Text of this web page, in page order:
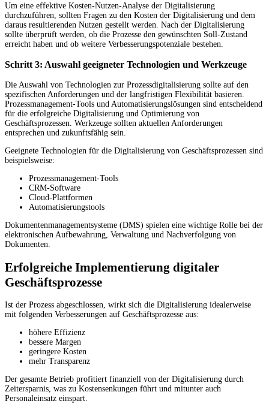
Um eine effektive Kosten-Nutzen-Analyse der Digitalisierung
durchzuführen, sollten Fragen zu den Kosten der Digitalisierung und dem
daraus resultierenden Nutzen gestellt werden. Nach der Digitalisierung
sollte überprüft werden, ob die Prozesse den gewünschten Soll-Zustand
erreicht haben und ob weitere Verbesserungspotenziale bestehen.
Schritt 3: Auswahl geeigneter Technologien und Werkzeuge
Die Auswahl von Technologien zur Prozessdigitalisierung sollte auf den
spezifischen Anforderungen und der langfristigen Flexibilität basieren.
Prozessmanagement-Tools und Automatisierungslösungen sind entscheidend
für die erfolgreiche Digitalisierung und Optimierung von
Geschäftsprozessen. Werkzeuge sollten aktuellen Anforderungen
entsprechen und zukunftsfähig sein.
Geeignete Technologien für die Digitalisierung von Geschäftsprozessen sind
beispielsweise:
Prozessmanagement-Tools
CRM-Software
Cloud-Plattformen
Automatisierungstools
Dokumentenmanagementsysteme (DMS) spielen eine wichtige Rolle bei der
elektronischen Aufbewahrung, Verwaltung und Nachverfolgung von
Dokumenten.
Erfolgreiche Implementierung digitaler
Geschäftsprozesse
Ist der Prozess abgeschlossen, wirkt sich die Digitalisierung idealerweise
mit folgenden Verbesserungen auf Geschäftsprozesse aus:
höhere Effizienz
bessere Margen
geringere Kosten
mehr Transparenz
Der gesamte Betrieb profitiert finanziell von der Digitalisierung durch
Zeitersparnis, was zu Kostensenkungen führt und mitunter auch
Personaleinsatz einspart.